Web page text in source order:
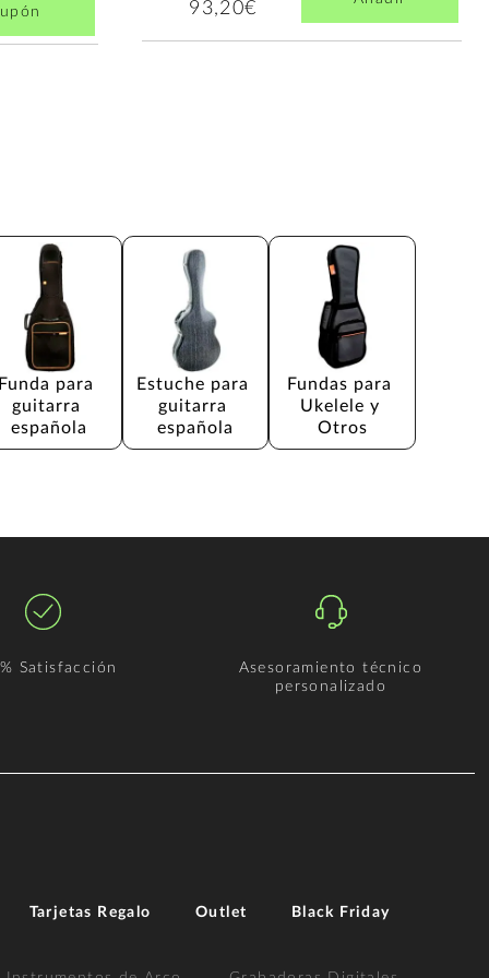
93,20€
Funda para
guitarra
española
Estuche para
guitarra
española
Fundas para
Ukelele y
Otros
Satisfacción
Asesoramiento técnico
personalizado
Tarjetas Regalo Outlet Black Friday